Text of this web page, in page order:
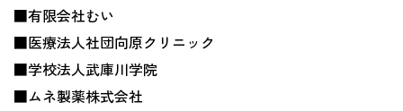
■有限会社むい
■医療法人社団向原クリニック
■学校法人武庫川学院
■ムネ製薬株式会社